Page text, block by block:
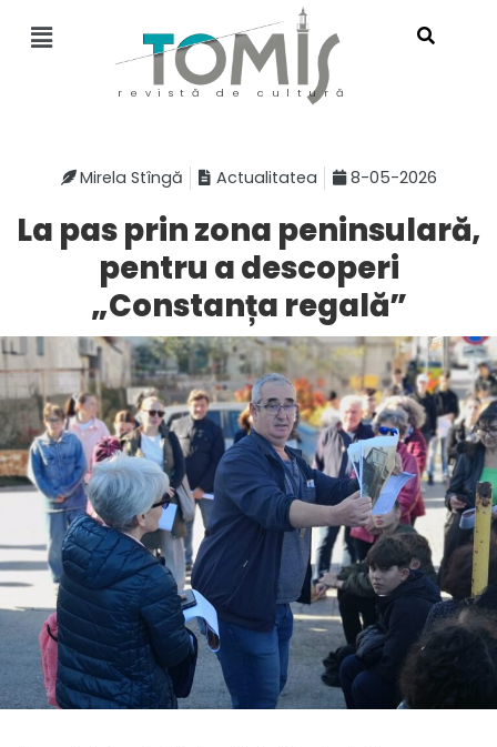
revistă de cultură
Mirela Stîngă Actualitatea 8-05-2026
La pas prin zona peninsulară,
pentru a descoperi
„Constanța regală”